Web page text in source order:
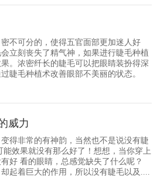
不可分的，使得五官面部更加迷人好
立刻丧失了精气神，如果进行睫毛种植
。浓密纤长的睫毛可以把眼睛装扮得深
睫毛种植术改善眼部不美丽的状态。
威力
得非常的有神韵，当然也不是说没有睫
效果就没有那么好了！想想，当你穿上
好 看的眼睛，总感觉缺失了什么呢？
起着巨大的作用，所以没有睫毛以及....